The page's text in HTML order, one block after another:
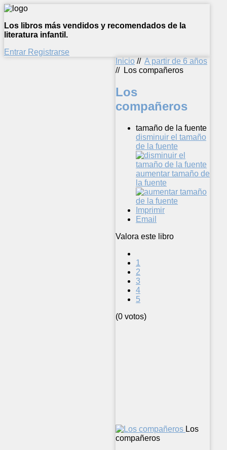
Los libros más vendidos y recomendados de la
literatura infantil.
Entrar Registrarse
Inicio // A partir de 6 años
// Los compañeros
Los
compañeros
tamaño de la fuente
disminuir el tamaño
de la fuente
aumentar tamaño de
la fuente
Imprimir
Email
Valora este libro
1
2
3
4
5
(0 votos)
Los
compañeros